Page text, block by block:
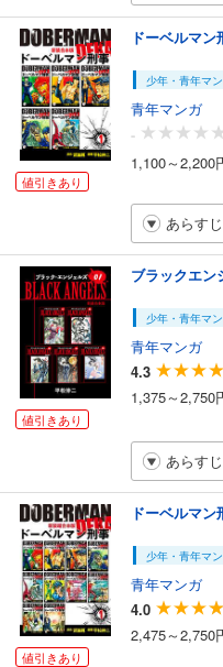
値引きあり
ドーベルマン
少年・青年マ
青年マンガ
-
1,100～2,200
あらす
値引きあり
ブラックエン
少年・青年マ
青年マンガ
4.3
1,375～2,750
あらす
値引きあり
ドーベルマン
少年・青年マ
青年マンガ
4.0
2,475～2,750